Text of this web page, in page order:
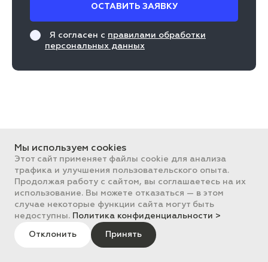
ОСТАВИТЬ ЗАЯВКУ
Я согласен с правилами обработки
персональных данных
Горячая линияКруглосуточно
8 (800) 100-55-70
Почта
info@portkkm.ru
Мы используем cookies
Этот сайт применяет файлы cookie для анализа
трафика и улучшения пользовательского опыта.
Продолжая работу с сайтом, вы соглашаетесь на их
использование. Вы можете отказаться — в этом
случае некоторые функции сайта могут быть
недоступны. Политика конфиденциальности >
Отклонить Принять